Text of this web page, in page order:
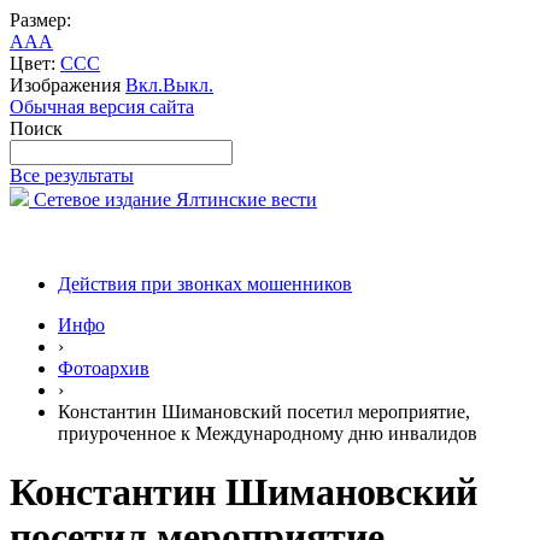
Размер:
AAA
Цвет: CCC
Изображения Вкл.Выкл.
Обычная версия сайта
Поиск
Все результаты
Сетевое издание Ялтинские вести
Действия при звонках мошенников
Инфо
›
Фотоархив
›
Константин Шимановский посетил мероприятие,
приуроченное к Международному дню инвалидов
Константин Шимановский